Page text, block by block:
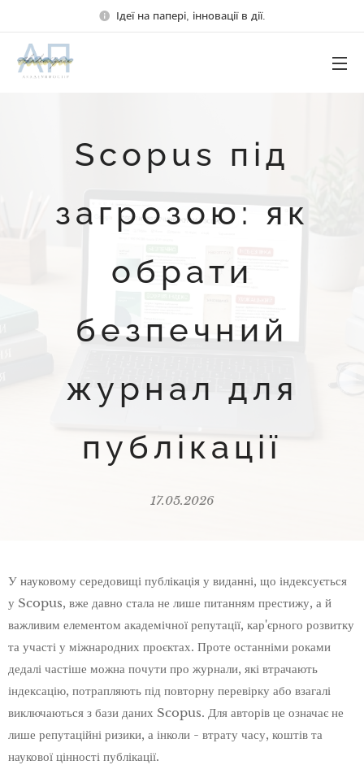
Ідеї на папері, інновації в дії.
Scopus під
загрозою: як
обрати
безпечний
журнал для
публікації
17.05.2026
У науковому середовищі публікація у виданні, що індексується
у Scopus, вже давно стала не лише питанням престижу, а й
важливим елементом академічної репутації, кар'єрного розвитку
та участі у міжнародних проєктах. Проте останніми роками
дедалі частіше можна почути про журнали, які втрачають
індексацію, потрапляють під повторну перевірку або взагалі
виключаються з бази даних Scopus. Для авторів це означає не
лише репутаційні ризики, а інколи - втрату часу, коштів та
наукової цінності публікації.